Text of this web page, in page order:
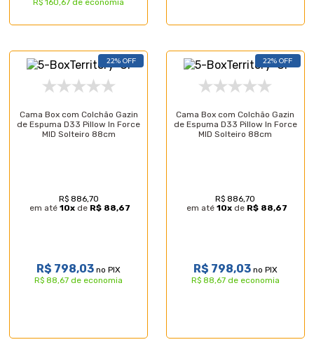
R$ 160,67 de economia
22% OFF
Cama Box com Colchão Gazin
de Espuma D33 Pillow In Force
MID Solteiro 88cm
R$ 886,70
em até10x de R$ 88,67
R$ 798,03 no PIX
R$ 88,67 de economia
22% OFF
Cama Box com Colchão Gazin
de Espuma D33 Pillow In Force
MID Solteiro 88cm
R$ 886,70
em até 10xde R$ 88,67
R$ 798,03no PIX
R$ 88,67 de economia